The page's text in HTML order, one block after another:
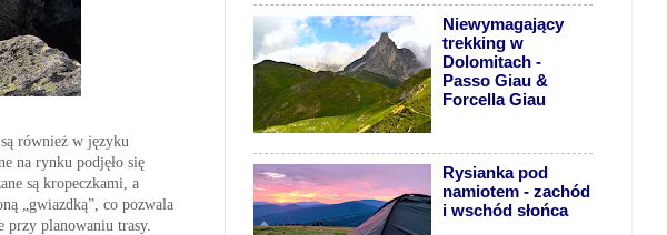
również w języku
na rynku podjęło się
są kropeczkami, a
„gwiazdką”, co pozwala
przy planowaniu trasy.
Niewymagający
trekking w
Dolomitach -
Passo Giau &
Forcella Giau
Rysianka pod
namiotem - zachód
i wschód słońca